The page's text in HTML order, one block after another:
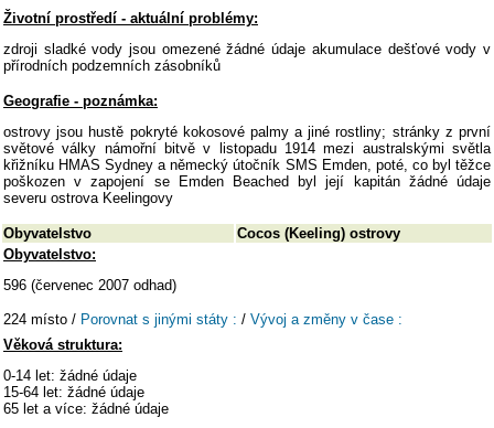
Životní prostředí - aktuální problémy:
zdroji sladké vody jsou omezené žádné údaje akumulace dešťové vody v
přírodních podzemních zásobníků
Geografie - poznámka:
ostrovy jsou hustě pokryté kokosové palmy a jiné rostliny; stránky z první
světové války námořní bitvě v listopadu 1914 mezi australskými světla
křižníku HMAS Sydney a německý útočník SMS Emden, poté, co byl těžce
poškozen v zapojení se Emden Beached byl její kapitán žádné údaje
severu ostrova Keelingovy
Obyvatelstvo
Cocos (Keeling) ostrovy
Obyvatelstvo:
596 (červenec 2007 odhad)
224 místo / Porovnat s jinými státy : / Vývoj a změny v čase :
Věková struktura:
0-14 let: žádné údaje
15-64 let: žádné údaje
65 let a více: žádné údaje